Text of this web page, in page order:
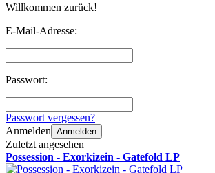
Willkommen zurück!
E-Mail-Adresse:
Passwort:
Passwort vergessen?
Anmelden Anmelden
Zuletzt angesehen
Possession - Exorkizein - Gatefold LP